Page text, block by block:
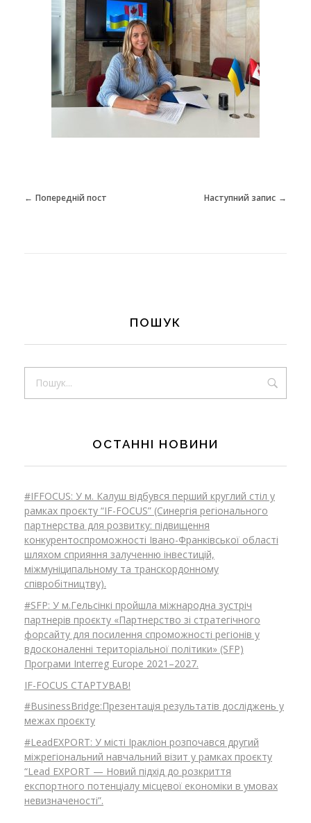
ш
р
м
о
г
а
м
и
!
Попередній пост Наступний запис
ПОШУК
ОСТАННІ НОВИНИ
#IFFOCUS: У м. Калуш відбувся перший круглий стіл у
рамках проєкту “IF-FOCUS” (Синергія регіонального
партнерства для розвитку: підвищення
конкурентоспроможності Івано-Франківської області
шляхом сприяння залученню інвестицій,
міжмуніципальному та транскордонному
співробітництву).
#SFP: У м.Гельсінкі пройшла міжнародна зустріч
партнерів проєкту «Партнерство зі стратегічного
форсайту для посилення спроможності регіонів у
вдосконаленні територіальної політики» (SFP)
Програми Interreg Europe 2021–2027.
IF-FOCUS СТАРТУВАВ!
#BusinessBridge:Презентація результатів досліджень у
межах проєкту
#LeadEXPORT: У місті Іракліон розпочався другий
міжрегіональний навчальний візит у рамках проєкту
“Lead EXPORT — Новий підхід до розкриття
експортного потенціалу місцевої економіки в умовах
невизначеності”.